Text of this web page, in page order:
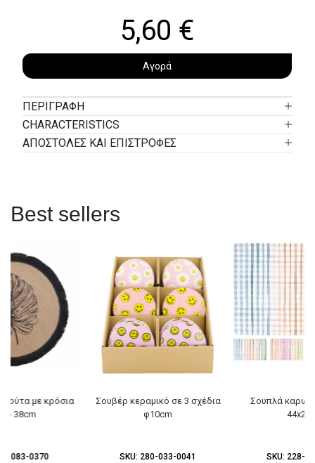
5,60 €
Αγορά
ΠΕΡΙΓΡΑΦΉ
CHARACTERISTICS
ΑΠΟΣΤΟΛΕΣ ΚΑΙ ΕΠΙΣΤΡΟΦΕΣ
Best sellers
με κρόσια
38cm
083-0370
Σουβέρ κεραμικό σε 3 σχέδια
φ10cm
SKU: 280-033-0041
Σουπλά καρώ
SKU: 228-